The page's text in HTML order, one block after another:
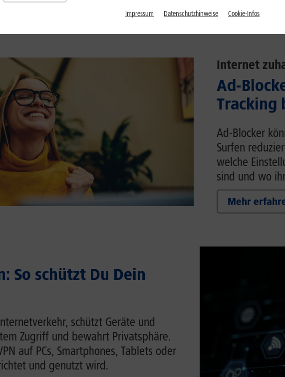
Internet
Ad-
Tracking
Ad-Blocker
Surfen
welche
sind und wo
Mehr
So schützt Du Dein
schützt Geräte und
Zugriff und bewahrt Privatsphäre.
auf PCs, Smartphones, Tablets oder
und genutzt wird.
Impressum Datenschutzhinweise Cookie-Infos